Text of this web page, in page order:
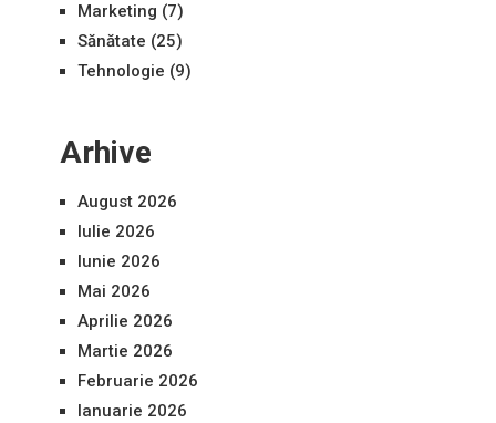
Marketing (7)
Sănătate (25)
Tehnologie (9)
Arhive
August 2026
Iulie 2026
Iunie 2026
Mai 2026
Aprilie 2026
Martie 2026
Februarie 2026
Ianuarie 2026